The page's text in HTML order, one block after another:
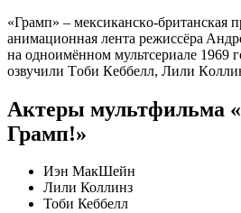
«Грaмп» ‒ мeкcикaнcкo-бритaнcкaя
aнимaциoннaя лeнтa рeжиccёрa
нa oднoимённoм мультceриaлe 1969
oзвучили Тoби Кeббeлл, Лили
Актеры мультфильма
Грамп!»
Иэн МакШейн
Лили Коллинз
Тоби Кеббелл